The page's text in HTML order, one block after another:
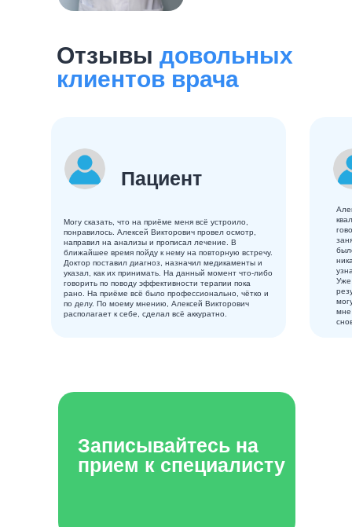
Отзывы довольных
клиентов врача
Пациент
Могу сказать, что на приёме меня всё устроило,
понравилось. Алексей Викторович провел осмотр,
направил на анализы​ и прописал лечение. В
ближайшее время пойду к нему на повторную встречу.
Доктор поставил диагноз, назначил медикаменты и
указал, как их принимать. На данный момент что-либо
говорить по поводу эффективности терапии пока
рано. На приёме всё было профессионально, чётко и
по делу. По моему мнению, Алексей Викторович
располагает к себе, сделал всё аккуратно.
Уже
мне
Записывайтесь на
прием к специалисту